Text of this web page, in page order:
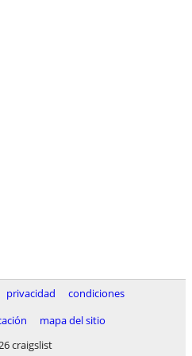
privacidad
condiciones
mapa del sitio
craigslist